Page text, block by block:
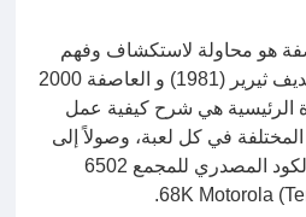
هو محاولة لاستكشاف وفهم
كود وحرفة لعبة العاصفة لديف ثيرير (1981) و العاصفة 2000
(1994). الفكرة الرئيسية هي شرح كيفية عمل
المختلفة في كل لعبة، وصولاً إلى
مستوى كيفية تنفيذها في الكود المصدري للمجمع 6502